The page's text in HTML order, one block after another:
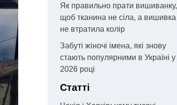
Як правильно прати вишиванку,
щоб тканина не сіла, а вишивка
не втратила колір
Забуті жіночі імена, які знову
стають популярними в Україні у
2026 році
Статті